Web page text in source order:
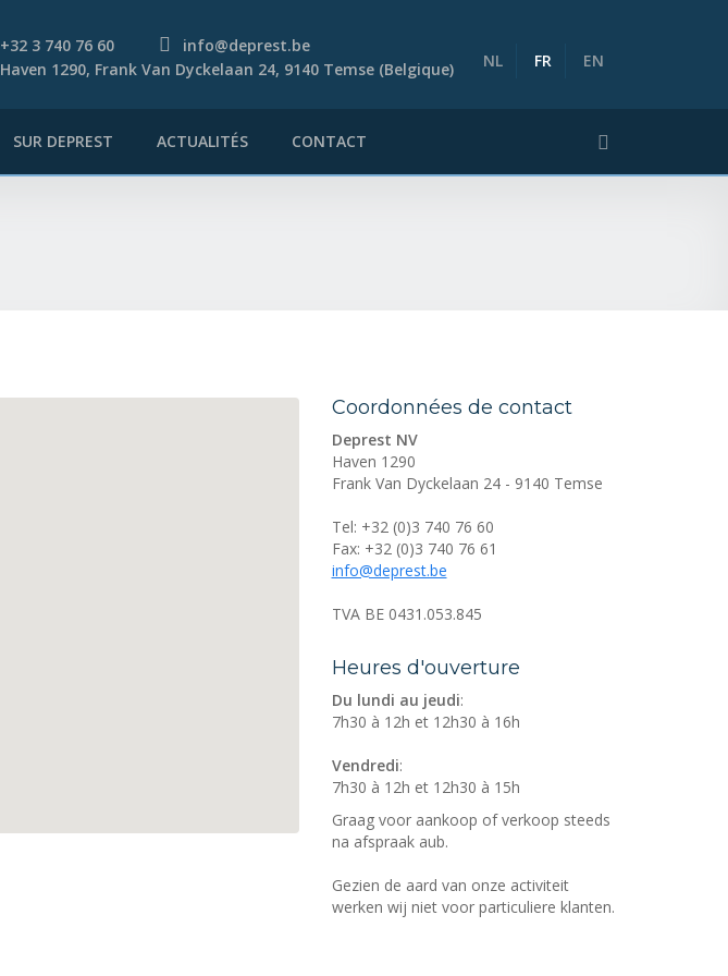
+32 3 740 76 60
info@deprest.be
Haven 1290, Frank Van Dyckelaan 24, 9140 Temse (Belgique)
SUR DEPREST ACTUALITÉS CONTACT
NL FR EN
Coordonnées de contact
Deprest NV
Haven 1290
Frank Van Dyckelaan 24- 9140 Temse
Tel: +32 (0)3 740 76 60
Fax: +32 (0)3 740 76 61
info@deprest.be
TVABE 0431.053.845
Heures d'ouverture
Du lundi au jeudi:
7h30 à 12h et 12h30 à 16h
Vendredi:
7h30 à 12h et 12h30 à 15h
Graag voor aankoop of verkoop steeds
na afspraak aub.
Gezien de aard van onze activiteit
werken wij niet voor particuliere klanten.